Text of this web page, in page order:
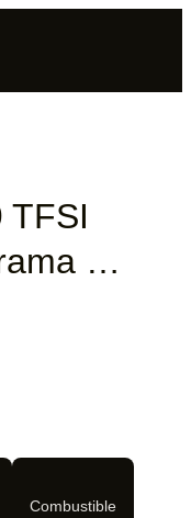
TFSI
…
Combustible